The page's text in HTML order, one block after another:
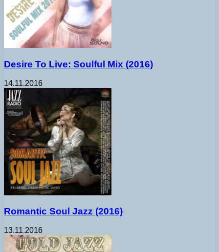
Desire To Live: Soulful Mix (2016)
14.11.2016
Romantic Soul Jazz (2016)
13.11.2016